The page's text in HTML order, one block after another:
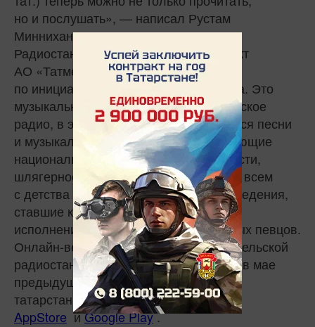
но и послушать», — написал Рустам
Минниханов.
Радиостанция «Китап» — новый проект
АО «Татмедиа», который реализован
по инициативе Президента Татарстана. Это
музыкальное, культурно-просветительское
радио, в эфире которого транслируются песни
и музыкальные произведения, отвечающие
национальным принципам мелодичности,
шлягерности. Это знакомые и близкие всем
с детства народные мелодии и произведения,
ставшие классикой, в оригинальном
исполнении и исполнении современных певцов.
Онлайн-вещание культурно-просветительской
радиостанции запущено в Татарстане в мае
предыдущего года. Несколько тысяч
татарстанцев загрузили приложение в
AppStore иGoogle Play.